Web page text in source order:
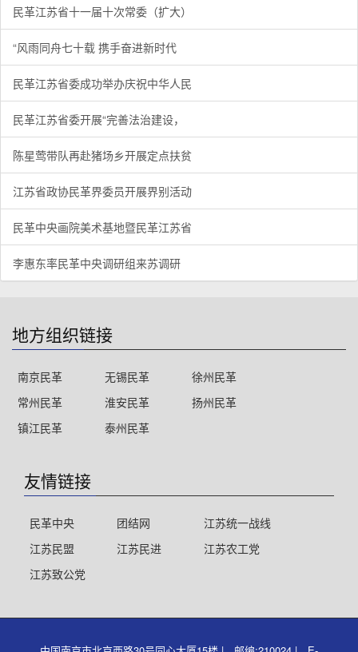
民革江苏省十一届十次常委（扩大）
“风雨同舟七十载 携手奋进新时代
民革江苏省委成功举办庆祝中华人民
民革江苏省委开展“完善法治建设，
陈星莺带队再赴猪场乡开展定点扶贫
江苏省政协民革界委员开展界别活动
民革中央画院美术基地暨民革江苏省
李惠东率民革中央调研组来苏调研
地方组织链接
南京民革 无锡民革
徐州民革
常州民革
淮安民革
扬州民革
镇江民革
泰州民革
友情链接
民革中央 团结网
江苏统一战线
江苏民盟
江苏民进
江苏农工党
江苏致公党